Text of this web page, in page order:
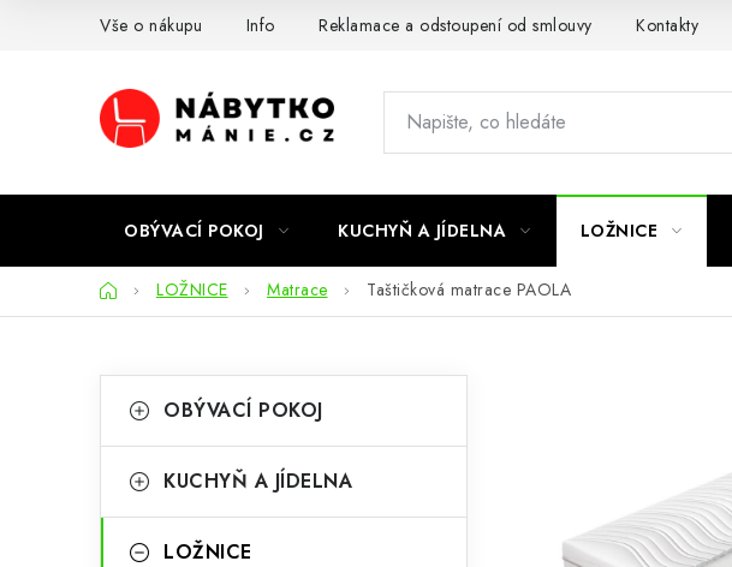
Vše o nákupu Info Reklamace a odstoupení od smlouvy Kontakty
OBÝVACÍ POKOJ KUCHYŇ A JÍDELNA LOŽNICE
DomůLOŽNICE Matrace Taštičková matrace PAOLA
o
t
kategorie
a
e
OBÝVACÍ POKOJ
KUCHYŇ A JÍDELNA
LOŽNICE